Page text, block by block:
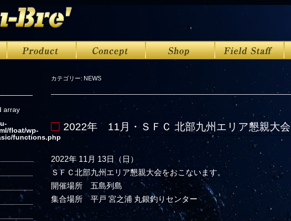
array
float/wp-
functions.php
カテゴリー: NEWS
2022年 11月・ＳＦＣ 北部九州エリア懇親大
2022年 11月 13日（日）
ＳＦＣ北部九州エリア懇親大会をおこないます。
開催場所 五島列島
集合場所 平戸 宮之浦 丸銀釣りセンター